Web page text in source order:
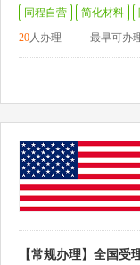
同程自营
简化材料
20人办理 最早可办
【常规办理】全国